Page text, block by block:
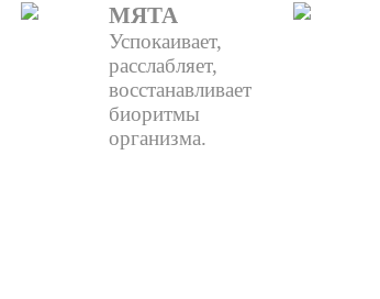
МЯТА
Успокаивает,
расслабляет,
восстанавливает
биоритмы
организма.